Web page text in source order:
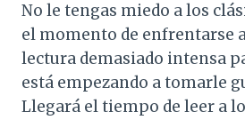
No le tengas miedo a los
el momento de enfrentarse
lectura demasiado intensa
está empezando a tomarle
Llegará el tiempo de leer a